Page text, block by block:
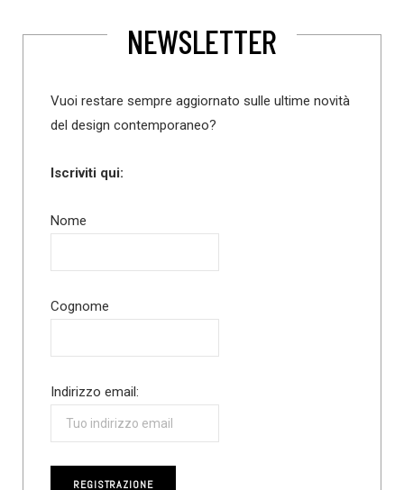
NEWSLETTER
Vuoi restare sempre aggiornato sulle ultime novità
del design contemporaneo?
Iscriviti qui:
Nome
Cognome
Indirizzo email: